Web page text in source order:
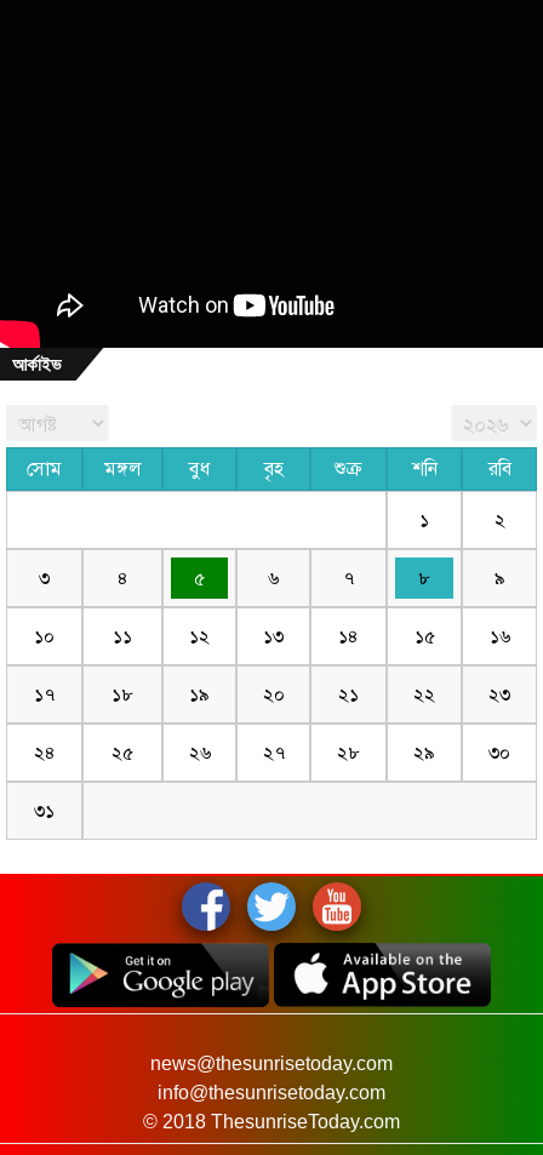
আর্কাইভ
সোম মঙ্গল বুধ বৃহ শুক্র শনি রবি
১ ২
৩ ৪ ৫ ৬ ৭ ৮ ৯
১০ ১১ ১২ ১৩ ১৪ ১৫ ১৬
১৭ ১৮ ১৯ ২০ ২১ ২২ ২৩
২৪ ২৫ ২৬ ২৭ ২৮ ২৯ ৩০
৩১
news@thesunrisetoday.com
info@thesunrisetoday.com
© 2018 ThesunriseToday.com